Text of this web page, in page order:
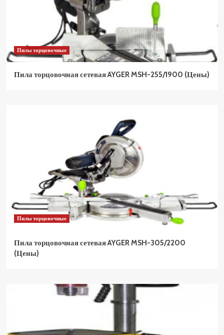
Пилы торцовочные
Пила торцовочная сетевая AYGER MSH-255/1900 (Цены)
Пилы торцовочные
Пила торцовочная сетевая AYGER MSH-305/2200
(Цены)